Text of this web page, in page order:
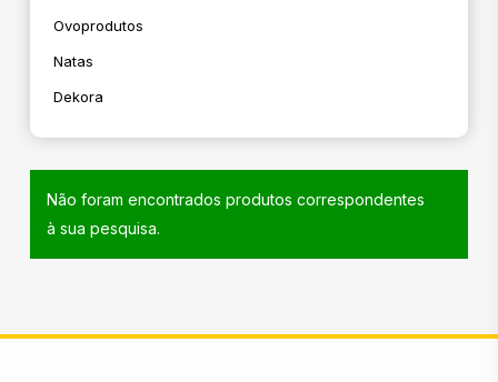
Ovoprodutos
Natas
Dekora
Não foram encontrados produtos correspondentes
à sua pesquisa.